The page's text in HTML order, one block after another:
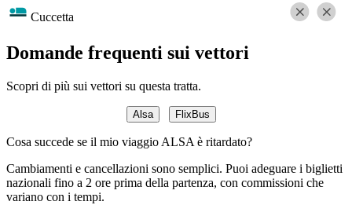
Cuccetta
Domande frequenti sui vettori
Scopri di più sui vettori su questa tratta.
Alsa FlixBus
Cosa succede se il mio viaggio ALSA è ritardato?
Cambiamenti e cancellazioni sono semplici. Puoi adeguare i biglietti
nazionali fino a 2 ore prima della partenza, con commissioni che
variano con i tempi.